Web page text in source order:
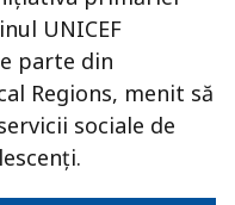
UNICEF
parte din
Regions, menit să
sociale de